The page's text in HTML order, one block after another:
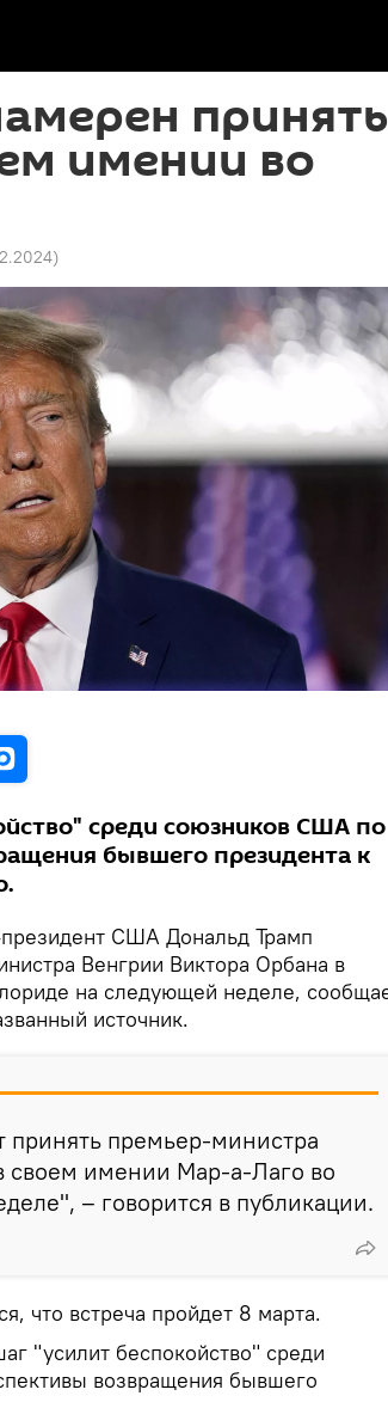
принять
имении во
)
среди союзников США по
бывшего президента к
США Дональд Трамп
Венгрии Виктора Орбана в
на следующей неделе,
источник.
принять премьер-министра
своем имении Мар-а-Лаго во
– говорится в публикации.
что встреча пройдет 8 марта.
"усилит беспокойство" среди
возвращения бывшего